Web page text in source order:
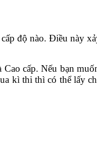
độ nào. Điều này
cấp. Nếu bạn
kì thi thì có thể lấy